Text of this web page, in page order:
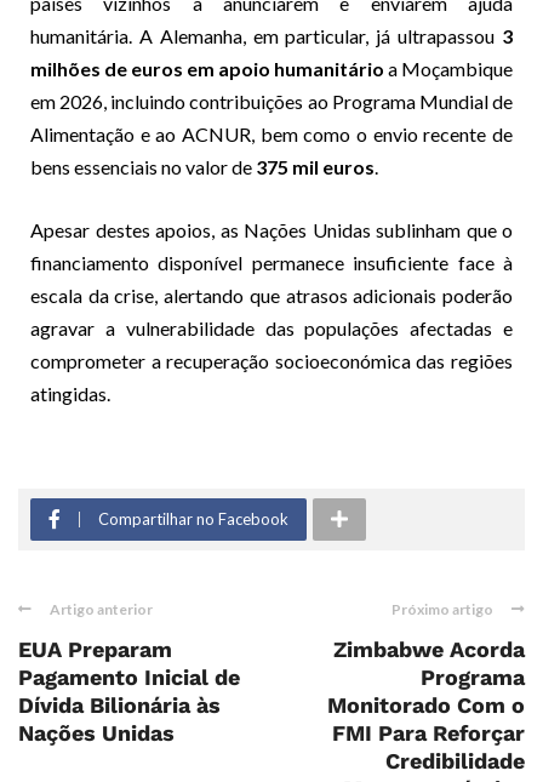
humanitária. A Alemanha, em particular, já ultrapassou 3
milhões de euros em apoio humanitário a Moçambique
em 2026, incluindo contribuições ao Programa Mundial de
Alimentação e ao ACNUR, bem como o envio recente de
bens essenciais no valor de 375 mil euros
Apesar destes apoios, as Nações Unidas sublinham que o
financiamento disponível permanece insuficiente face à
escala da crise, alertando que atrasos adicionais poderão
agravar a vulnerabilidade das populações afectadas e
comprometer a recuperação socioeconómica das regiões
atingidas.
Compartilhar no Facebook
Artigo anterior
EUA Preparam
Pagamento Inicial de
Dívida Bilionária às
Nações Unidas
Próximo artigo
Zimbabwe Acorda
Programa
Monitorado Com o
FMI Para Reforçar
Credibilidade